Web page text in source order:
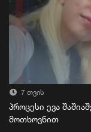
7 თვის
პროცესი ევა
მოთხოვნით